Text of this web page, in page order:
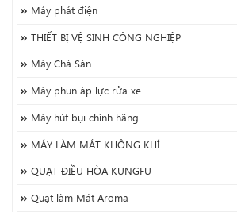
Máy phát điện
THIẾT BỊ VỆ SINH CÔNG NGHIỆP
Máy Chà Sàn
Máy phun áp lực rửa xe
Máy hút bụi chính hãng
MÁY LÀM MÁT KHÔNG KHÍ
QUẠT ĐIỀU HÒA KUNGFU
Quạt làm Mát Aroma